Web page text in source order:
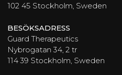
102 45 Stockholm, Sweden
BESÖKSADRESS
Guard Therapeutics
Nybrogatan 34, 2 tr
114 39 Stockholm, Sweden